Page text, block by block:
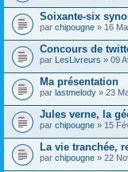
Soixante-six
par chipougne » 16
Concours de
par LesLivreurs » 09
Ma présentation
par lastmelody » 23
Jules verne, la
par chipougne » 15
La vie tranchée,
par chipougne » 22